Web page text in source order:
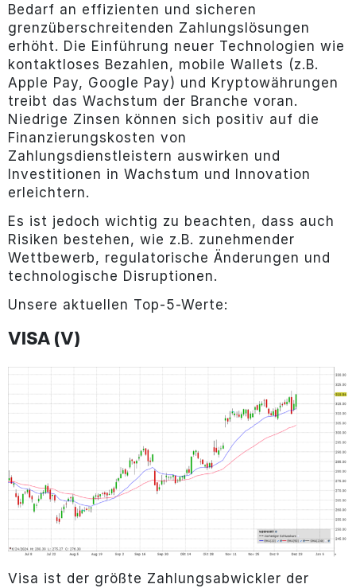
Bedarf an effizienten und sicheren
grenzüberschreitenden Zahlungslösungen
erhöht. Die Einführung neuer Technologien wie
kontaktloses Bezahlen, mobile Wallets (z.B.
Apple Pay, Google Pay) und Kryptowährungen
treibt das Wachstum der Branche voran.
Niedrige Zinsen können sich positiv auf die
Finanzierungskosten von
Zahlungsdienstleistern auswirken und
Investitionen in Wachstum und Innovation
erleichtern.
Es ist jedoch wichtig zu beachten, dass auch
Risiken bestehen, wie z.B. zunehmender
Wettbewerb, regulatorische Änderungen und
technologische Disruptionen.
Unsere aktuellen Top-5-Werte:
VISA (V)
Visa ist der größte Zahlungsabwickler der